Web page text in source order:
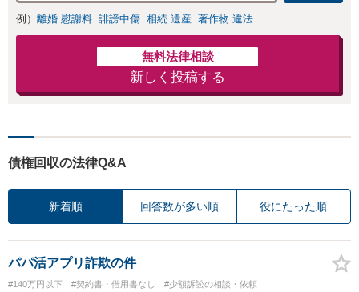
例） 離婚 慰謝料 誹謗中傷 相続 遺産 著作物 違法
無料法律相談
新しく投稿する
債権回収の法律Q&A
新着順 回答数が多い順 役にたった順
パパ活アプリ詐欺の件
#140万円以下 #契約書・借用書なし
#少額訴訟の相談・依頼